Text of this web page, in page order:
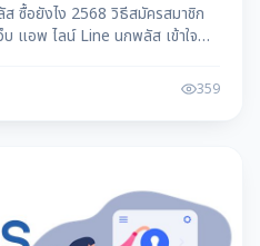
ซื้อยังไง 2568 วิธีสมัครสมาชิก
แอพ ไลน์ Line นกพลัส เข้าใจ
359